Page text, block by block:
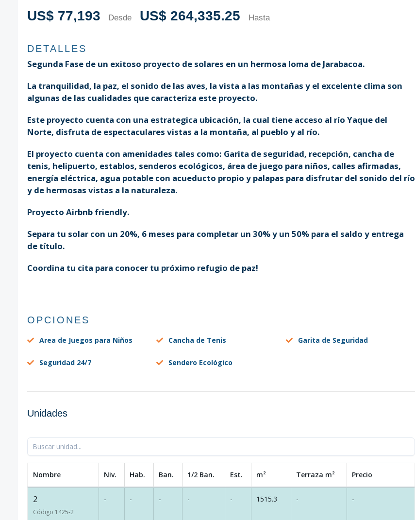
US$ 77,193 Desde US$ 264,335.25 Hasta
DETALLES
Segunda Fase de un exitoso proyecto de solares en un hermosa loma de Jarabacoa.
La tranquilidad, la paz, el sonido de las aves, la vista a las montañas y el excelente clima son
algunas de las cualidades que caracteriza este proyecto.
Este proyecto cuenta con una estrategica ubicación, la cual tiene acceso al río Yaque del
Norte, disfruta de espectaculares vistas a la montaña, al pueblo y al río.
El proyecto cuenta con amenidades tales como: Garita de seguridad, recepción, cancha de
tenis, helipuerto, establos, senderos ecológicos, área de juego para niños, calles afirmadas,
energía eléctrica, agua potable con acueducto propio y palapas para disfrutar del sonido del río
y de hermosas vistas a la naturaleza.
Proyecto Airbnb friendly.
Separa tu solar con un 20%, 6 meses para completar un 30% y un 50% para el saldo y entrega
de título.
Coordina tu cita para conocer tu próximo refugio de paz!
OPCIONES
Area de Juegos para Niños Cancha de Tenis Garita de Seguridad
Seguridad 24/7 Sendero Ecológico
Unidades
Nombre Niv. Hab. Ban. 1/2 Ban. Est. m² Terraza m² Precio
2
Código 1425-2
- - - - - 1515.3 - -